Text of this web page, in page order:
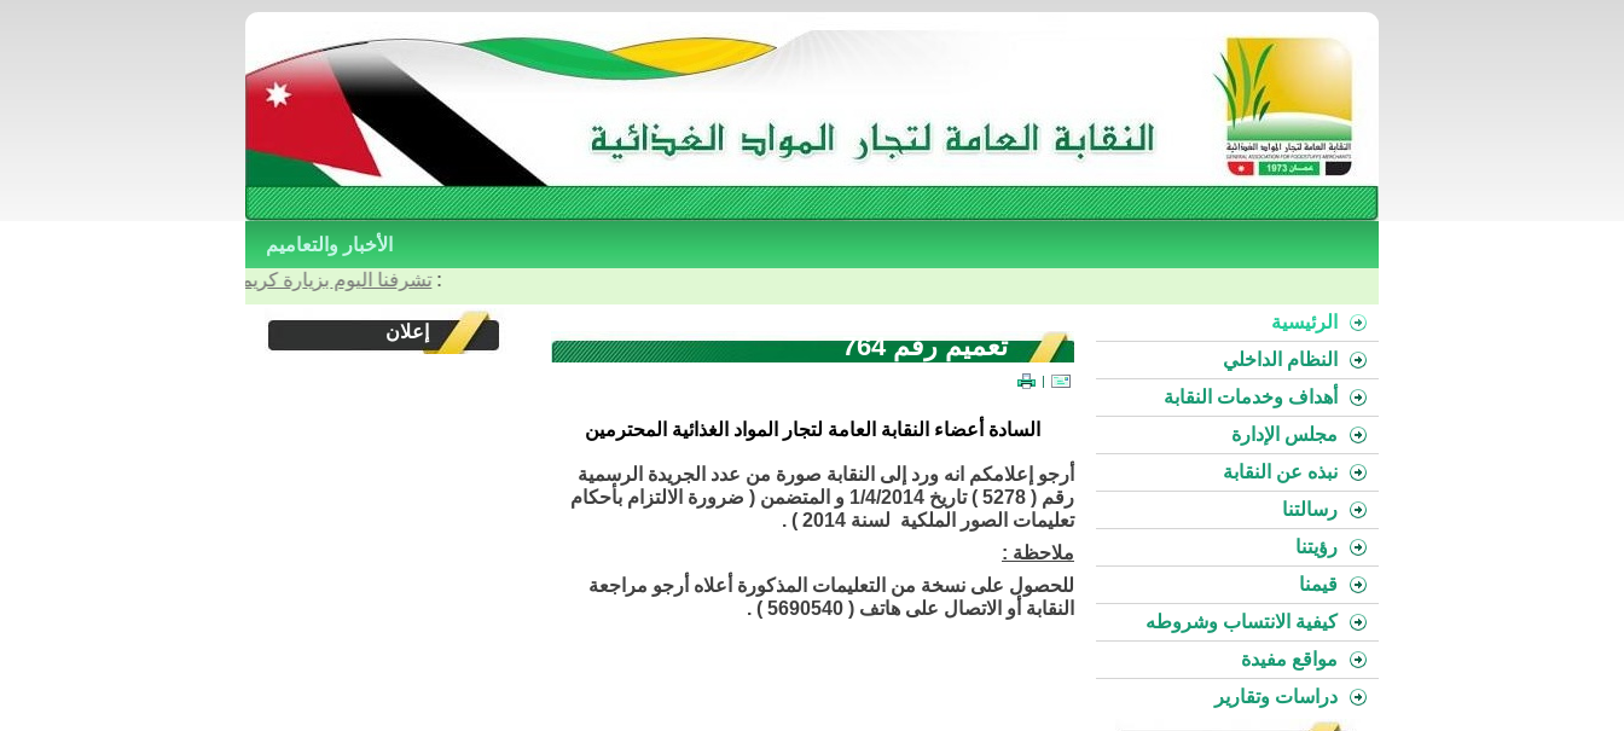
الأخبار والتعاميم
تشرفنا اليوم بزيارة كريمة من أربعة أصدقاء وأخوة
إعلان تعميم رقم 764
|
السادة أعضاء النقابة العامة لتجار المواد الغذائية المحترمين
أرجو إعلامكم انه ورد إلى النقابة صورة من عدد الجريدة الرسمية
رقم ( 5278 ) تاريخ 1/4/2014 و المتضمن ( ضرورة الالتزام بأحكام
تعليمات الصور الملكية لسنة 2014 ) .
ملاحظة :
للحصول على نسخة من التعليمات المذكورة أعلاه أرجو مراجعة
النقابة أو الاتصال على هاتف ( 5690540 ) .
الرئيسية
النظام الداخلي
أهداف وخدمات النقابة
مجلس الإدارة
نبذه عن النقابة
رسالتنا
رؤيتنا
قيمنا
كيفية الانتساب وشروطه
مواقع مفيدة
دراسات وتقارير